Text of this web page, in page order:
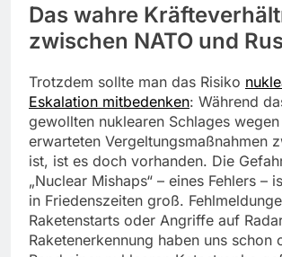
Das wahre
zwischen NATO und
Trotzdem sollte man das Risiko
Eskalation mitbedenken: Während
gewollten nuklearen Schlages
erwarteten Vergeltungsmaßnahmen
ist, ist es doch vorhanden. Die
„Nuclear Mishaps“ – eines Fehlers –
in Friedenszeiten groß.
Raketenstarts oder Angriffe auf
Raketenerkennung haben uns schon